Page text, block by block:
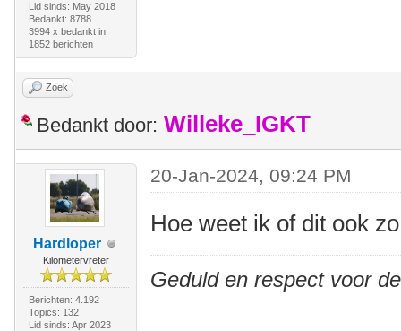
Lid sinds: May 2018
Bedankt: 8788
3994 x bedankt in
1852 berichten
Zoek
Bedankt door: Willeke_IGKT
Hardloper
Kilometervreter
Berichten: 4.192
Topics: 132
Lid sinds: Apr 2023
20-Jan-2024, 09:24 PM
Hoe weet ik of dit ook
Geduld en respect voor